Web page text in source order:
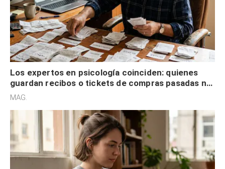
Los expertos en psicología coinciden: quienes
guardan recibos o tickets de compras pasadas no
son acumuladores, sino que tienen necesidad de
MAG.